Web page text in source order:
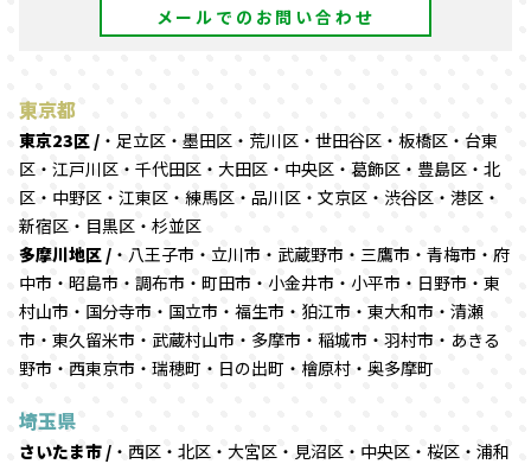
メールでのお問い合わせ
東京都
東京23区 / ・足立区・墨田区・荒川区・世田谷区・板橋区・台東
区・江戸川区・千代田区・大田区・中央区・葛飾区・豊島区・北
区・中野区・江東区・練馬区・品川区・文京区・渋谷区・港区・
新宿区・目黒区・杉並区
多摩川地区 / ・八王子市・立川市・武蔵野市・三鷹市・青梅市・府
中市・昭島市・調布市・町田市・小金井市・小平市・日野市・東
村山市・国分寺市・国立市・福生市・狛江市・東大和市・清瀬
市・東久留米市・武蔵村山市・多摩市・稲城市・羽村市・あきる
野市・西東京市・瑞穂町・日の出町・檜原村・奥多摩町
埼玉県
さいたま市 / ・西区・北区・大宮区・見沼区・中央区・桜区・浦和